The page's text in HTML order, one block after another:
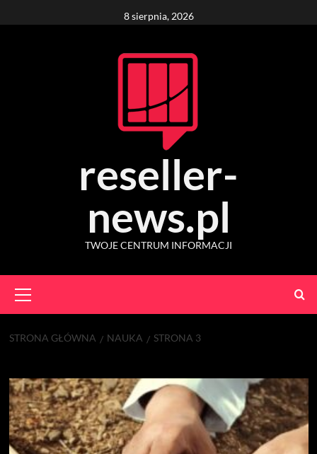
to
8 sierpnia, 2026
reseller-
news.pl
TWOJE CENTRUM INFORMACJI
Menu
STRONA GŁÓWNA NAUKA STRONA 3